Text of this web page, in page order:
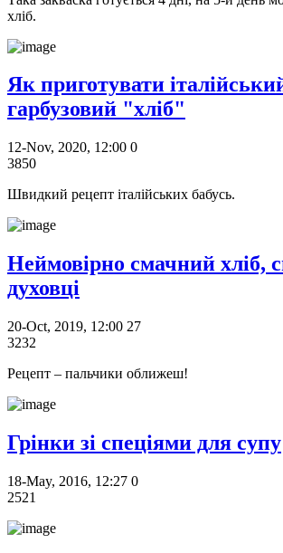
хліб.
Як приготувати
гарбузовий "хліб"
12-Nov, 2020, 12:00 0
3850
Швидкий рецепт італійських бабусь.
Неймовірно смачний хліб,
духовці
20-Oct, 2019, 12:00 27
3232
Рецепт – пальчики оближеш!
Грінки зі спеціями для супу
18-May, 2016, 12:27 0
2521